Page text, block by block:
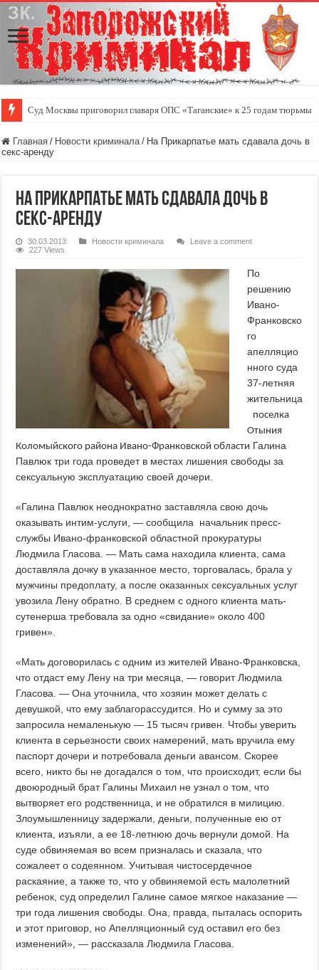
Суд Москвы приговорил главаря ОПС «Таганские» к 25 годам тюрьмы
Главная / Новости криминала / На Прикарпатье мать сдавала дочь в
секс-аренду
На Прикарпатье мать сдавала дочь в
секс-аренду
30.03.2013 Новости криминала
Leave a comment
227 Views
По
решению
Ивано-
Франковско
го
апелляцио
нного суда
37-летняя
жительница
поселка
Отыния
Коломыйского района Ивано-Франковской области Галина
Павлюк три года проведет в местах лишения свободы за
сексуальную эксплуатацию своей дочери.
«Галина Павлюк неоднократно заставляла свою дочь
оказывать интим-услуги, — сообщила начальник пресс-
службы Ивано-франковской областной прокуратуры
Людмила Гласова. — Мать сама находила клиента, сама
доставляла дочку в указанное место, торговалась, брала у
мужчины предоплату, а после оказанных сексуальных услуг
увозила Лену обратно. В среднем с одного клиента мать-
сутенерша требовала за одно «свидание» около 400
гривен».
«Мать договорилась с одним из жителей Ивано-Франковска,
что отдаст ему Лену на три месяца, — говорит Людмила
Гласова. — Она уточнила, что хозяин может делать с
девушкой, что ему заблагорассудится. Но и сумму за это
запросила немаленькую — 15 тысяч гривен. Чтобы уверить
клиента в серьезности своих намерений, мать вручила ему
паспорт дочери и потребовала деньги авансом. Скорее
всего, никто бы не догадался о том, что происходит, если бы
двоюродный брат Галины Михаил не узнал о том, что
вытворяет его родственница, и не обратился в милицию.
Злоумышленницу задержали, деньги, полученные ею от
клиента, изъяли, а ее 18-летнюю дочь вернули домой. На
суде обвиняемая во всем призналась и сказала, что
сожалеет о содеянном. Учитывая чистосердечное
раскаяние, а также то, что у обвиняемой есть малолетний
ребенок, суд определил Галине самое мягкое наказание —
три года лишения свободы. Она, правда, пыталась оспорить
и этот приговор, но Апелляционный суд оставил его без
изменений», — рассказала Людмила Гласова.